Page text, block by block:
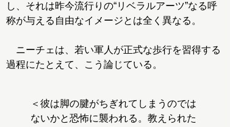
し、それは昨今流行りの“リベラルアーツ”なる呼
称が与える自由なイメージとは全く異なる。
ニーチェは、若い軍人が正式な歩行を習得する
過程にたとえて、こう論じている。
＜彼は脚の腱がちぎれてしまうのでは
ないかと恐怖に襲われる。教えられた